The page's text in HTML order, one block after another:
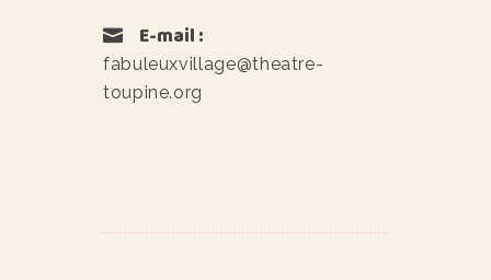
E-mail :
fabuleuxvillage@theatre-
toupine.org